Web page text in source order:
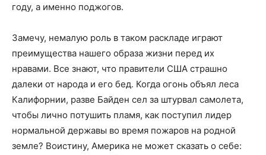
году, а именно поджогов.
Замечу, немалую роль в таком раскладе играют
преимущества нашего образа жизни перед их
нравами. Все знают, что правители США страшно
далеки от народа и его бед. Когда огонь объял леса
Калифорнии, разве Байден сел за штурвал самолета,
чтобы лично потушить пламя, как поступил лидер
нормальной державы во время пожаров на родной
земле? Воистину, Америка не может сказать о себе: